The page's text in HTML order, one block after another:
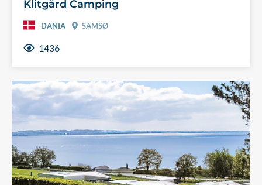
Klitgård Camping
DANIA SAMSØ
1436